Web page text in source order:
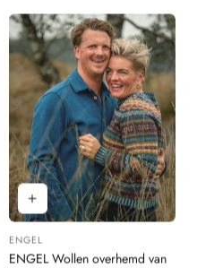
Leverancier:
ENGEL
ENGEL Wollen overhemd van